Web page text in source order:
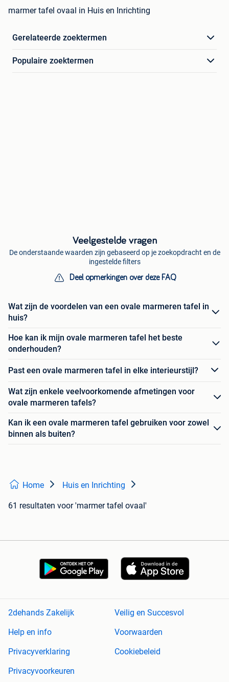
marmer tafel ovaal in Huis en Inrichting
Gerelateerde zoektermen
Populaire zoektermen
Veelgestelde vragen
De onderstaande waarden zijn gebaseerd op je zoekopdracht en de
ingestelde filters
Deel opmerkingen over deze FAQ
Wat zijn de voordelen van een ovale marmeren tafel in
huis?
Hoe kan ik mijn ovale marmeren tafel het beste
onderhouden?
Past een ovale marmeren tafel in elke interieurstijl?
Wat zijn enkele veelvoorkomende afmetingen voor
ovale marmeren tafels?
Kan ik een ovale marmeren tafel gebruiken voor zowel
binnen als buiten?
Home Huis en Inrichting
61 resultaten voor 'marmer tafel ovaal'
2dehands Zakelijk
Veilig en Succesvol
Help en info
Voorwaarden
Privacyverklaring
Cookiebeleid
Privacyvoorkeuren